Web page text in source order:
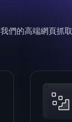
我們的高端網頁抓